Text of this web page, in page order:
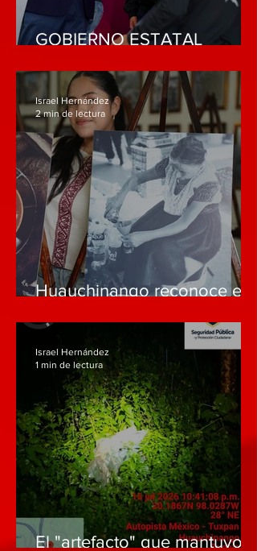
GOBIERNO ESTATAL
ESPELEÓLOGOS Y
FORTALECE SISTEMA DE
PROTECCIÓN CIVIL
Huauchinango reconoce el
gastronomía
Israel Hernández
2 min de lectura
El "artefacto" que mantuvo
Israel Hernández
1 min de lectura